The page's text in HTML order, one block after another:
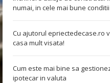
numai, in cele mai bune conditii
Cu ajutorul epriectedecase.ro
casa mult visata!
Cum este mai bine sa
ipotecar in valuta